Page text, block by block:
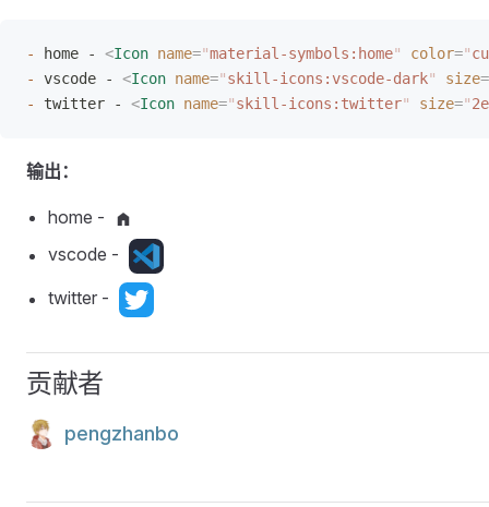
- home - <Icon name="material-symbols:home" color="
-
vscode - <Icon name="skill-icons:vscode-dark" size=
-
twitter - <Icon name="skill-icons:twitter" size="
输出：
home -
vscode -
twitter -
贡献者
pengzhanbo